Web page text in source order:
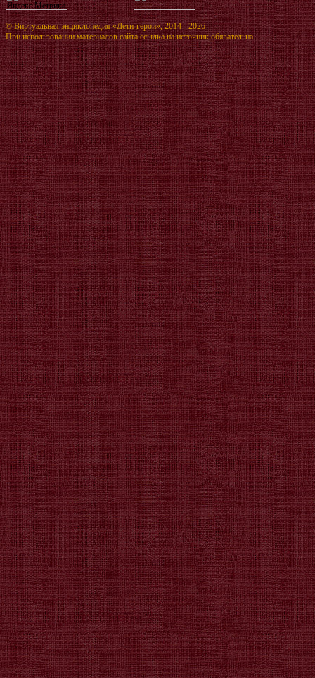
©Виртуальная энциклопедия «Дети-герои», 2014 - 2026
При использовании материалов сайта ссылка на источник обязательна.